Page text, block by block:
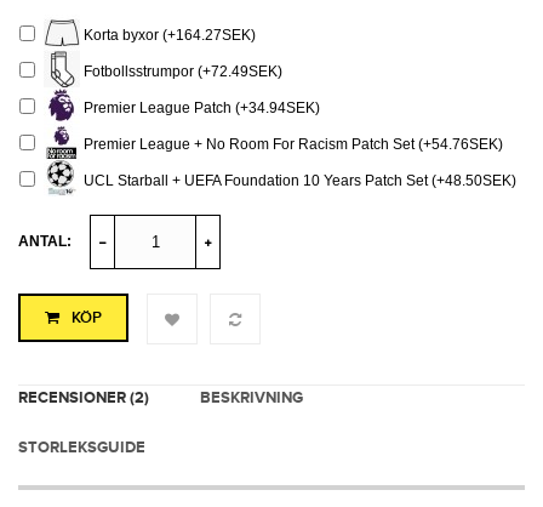
Korta byxor (+164.27SEK)
Fotbollsstrumpor (+72.49SEK)
Premier League Patch (+34.94SEK)
Premier League + No Room For Racism Patch Set (+54.76SEK)
UCL Starball + UEFA Foundation 10 Years Patch Set (+48.50SEK)
ANTAL:
KÖP
RECENSIONER (2) BESKRIVNING
STORLEKSGUIDE